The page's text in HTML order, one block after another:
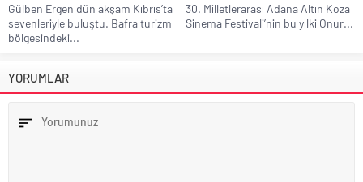
Gülben Ergen dün akşam Kıbrıs’ta
sevenleriyle buluştu. Bafra turizm
bölgesindeki...
30. Milletlerarası Adana Altın Koza
Sinema Festivali’nin bu yılki Onur...
YORUMLAR